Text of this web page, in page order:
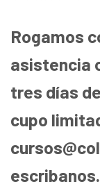
Rogamos
asistencia
tres días
cupo